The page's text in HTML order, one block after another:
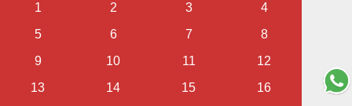
1 2 3
4
5
6 7
8
9
10 11
12
13
14 15 16